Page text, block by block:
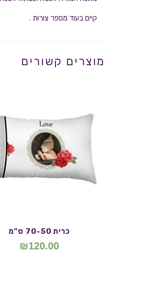
קיים בעוד מספר צורות .
מוצרים קשורים
כרית 70-50 ס"מ
₪120.00